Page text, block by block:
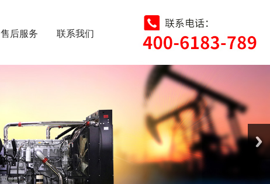
售后服务 联系我们